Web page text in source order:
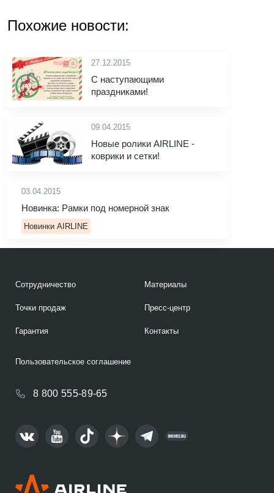
Похожие новости:
27.12.2015
С наступающими
праздниками!
09.04.2015
Новые ролики AIRLINE -
коврики и сетки!
03.04.2015
Новинка: Рамки под номерной знак
Новинки AIRLINE
Сотрудничество
Точки продаж
Гарантия
Материалы
Пресс-центр
Контакты
8 800 555-89-65
Пользовательское соглашение